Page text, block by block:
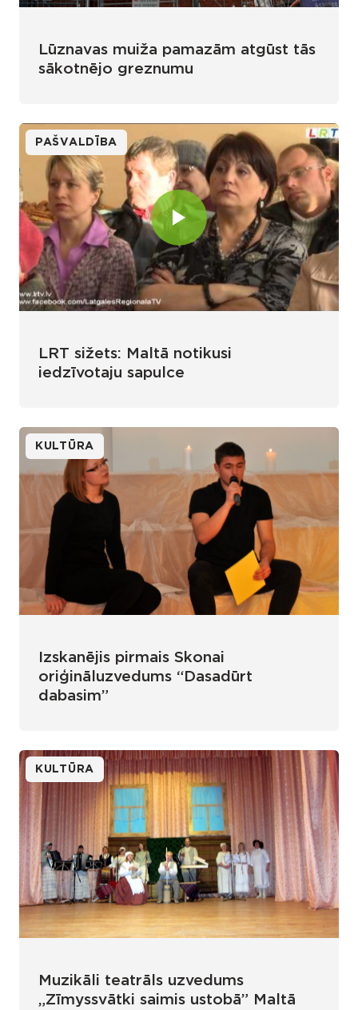
Lūznavas muiža pamazām atgūst tās
sākotnējo greznumu
PAŠVALDĪBA
LRT sižets: Maltā notikusi
iedzīvotaju sapulce
KULTŪRA
Izskanējis pirmais Skonai
oriģināluzvedums “Dasadūrt
dabasim”
KULTŪRA
Muzikāli teatrāls uzvedums
„Zīmyssvātki saimis ustobā” Maltā